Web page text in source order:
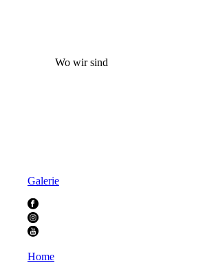
Wo wir sind
Galerie
Home